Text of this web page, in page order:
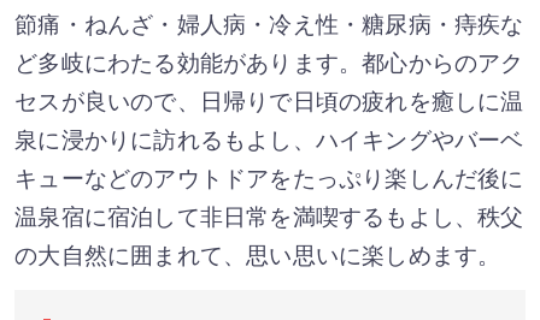
節痛・ねんざ・婦人病・冷え性・糖尿病・痔疾な
ど多岐にわたる効能があります。都心からのアク
セスが良いので、日帰りで日頃の疲れを癒しに温
泉に浸かりに訪れるもよし、ハイキングやバーベ
キューなどのアウトドアをたっぷり楽しんだ後に
温泉宿に宿泊して非日常を満喫するもよし、秩父
の大自然に囲まれて、思い思いに楽しめます。